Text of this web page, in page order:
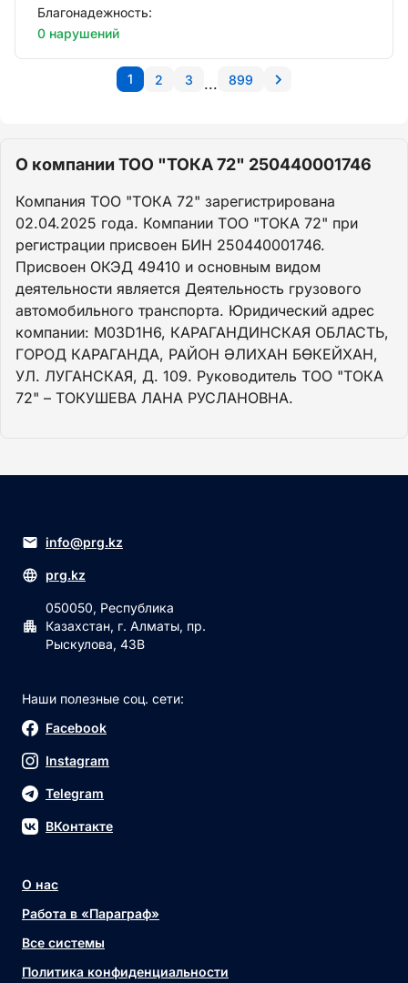
Благонадежность:
0 нарушений
1 2 3 ... 899
О компании ТОО "ТОКА 72" 250440001746
Компания ТОО "ТОКА 72" зарегистрирована
02.04.2025 года. Компании ТОО "ТОКА 72" при
регистрации присвоен БИН 250440001746.
Присвоен ОКЭД 49410 и основным видом
деятельности является Деятельность грузового
автомобильного транспорта. Юридический адрес
компании: M03D1H6, КАРАГАНДИНСКАЯ ОБЛАСТЬ,
ГОРОД КАРАГАНДА, РАЙОН ӘЛИХАН БӨКЕЙХАН,
УЛ. ЛУГАНСКАЯ, Д. 109. Руководитель ТОО "ТОКА
72" – ТОКУШЕВА ЛАНА РУСЛАНОВНА.
info@prg.kz
prg.kz
050050, Республика
Казахстан, г. Алматы, пр.
Рыскулова, 43В
Наши полезные соц. сети:
Facebook
Instagram
Telegram
ВКонтакте
О нас
Работа в «Параграф»
Все системы
Политика конфиденциальности